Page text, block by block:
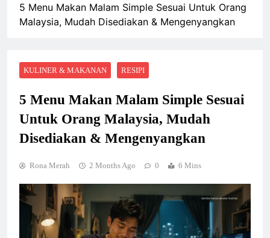
5 Menu Makan Malam Simple Sesuai Untuk Orang
Malaysia, Mudah Disediakan & Mengenyangkan
KULINER & MAKANAN RESIPI
5 Menu Makan Malam Simple Sesuai
Untuk Orang Malaysia, Mudah
Disediakan & Mengenyangkan
Rona Merah 2 Months Ago 0 6 Mins